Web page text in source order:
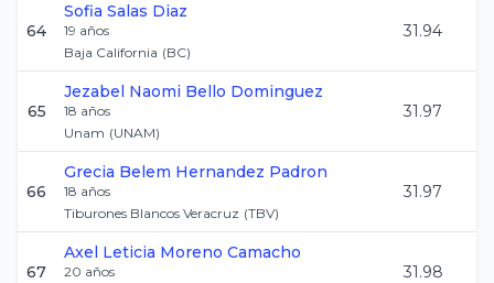
64
Sofia Salas Diaz
19 años
Baja California (BC)
31.94
65
Jezabel Naomi Bello Dominguez
18 años
Unam (UNAM)
31.97
66
Grecia Belem Hernandez Padron
18 años
Tiburones Blancos Veracruz (TBV)
31.97
67
Axel Leticia Moreno Camacho
20 años
31.98